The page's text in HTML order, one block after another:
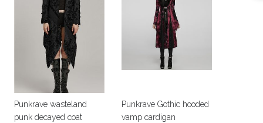
Punkrave wasteland
punk decayed coat
Punkrave Gothic hooded
vamp cardigan